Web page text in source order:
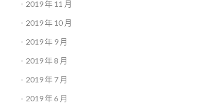
2019 年 11 月
2019 年 10 月
2019 年 9 月
2019 年 8 月
2019 年 7 月
2019 年 6 月